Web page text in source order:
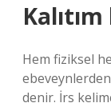
Hem fiziksel
ebeveynlerden
denir. İrs